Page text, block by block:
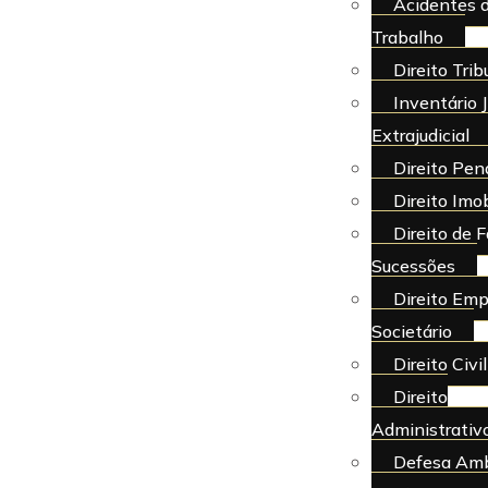
Acidentes
Trabalho
Direito
Inventário
Extrajudicial
Direito
Direito
Direito de
Sucessões
Direito
Societário
Direito Civil
Direito
Defesa